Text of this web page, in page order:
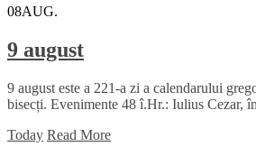
08AUG.
9 august
9 august este a 221-a zi a calendarului
bisecți. Evenimente 48 î.Hr.: Iulius Cezar,
Today Read More